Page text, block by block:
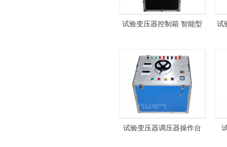
试验变压器控制箱 智能型
压器操作箱
试
试验变压器调压器操作台